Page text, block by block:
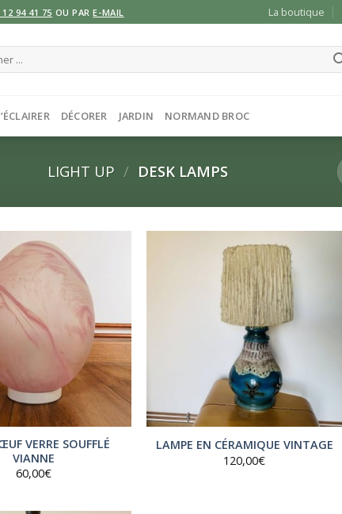
12 94 41 75 OU PARE-MAIL La boutique
DÉCORER JARDIN NORMAND BROC
LIGHT UP / DESK LAMPS
VERRE SOUFFLÉ
VIANNE
60,00€
LAMPE EN CÉRAMIQUE VINTAGE
120,00€